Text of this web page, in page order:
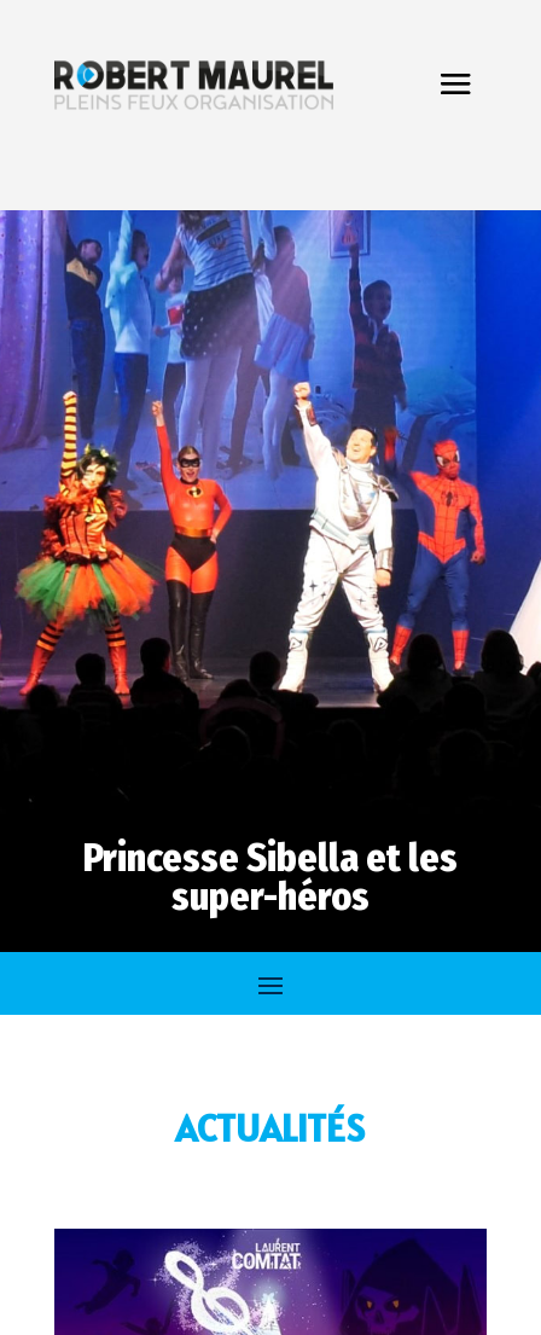
Princesse Sibella et les
super-héros
ACTUALITÉS